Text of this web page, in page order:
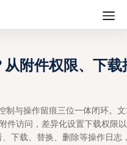
附件权限、下载
制与操作留痕三位一体闭环。
件访问，差异化设置下载权限
下载、替换、删除等操作日志